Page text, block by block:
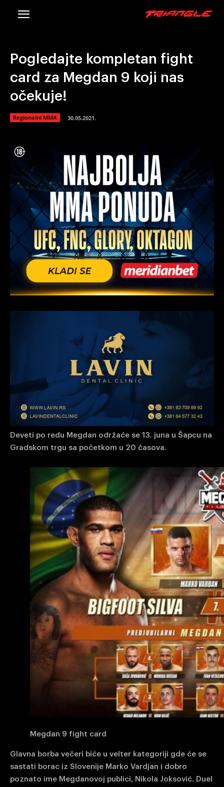
Pogledajte kompletan fight
card za Megdan 9 koji nas
očekuje!
Regionalni MMA 30.05.2021.
Deveti po redu Megdan održaće se 13. juna u Šapcu na
Gradskom trgu sa početkom u 20 časova.
Megdan 9 fight card
Glavna borba večeri biće u velter kategoriji gde će se
sastati borac iz Slovenije Marko Vardjan i dobro
poznato ime Megdanovoj publici, Nikola Joksović. Duel